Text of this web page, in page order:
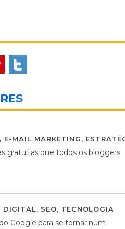
, E-MAIL MARKETING,
gratuitas que todos os bloggers
DIGITAL, SEO, TECNOLOGIA
Google para se tornar num